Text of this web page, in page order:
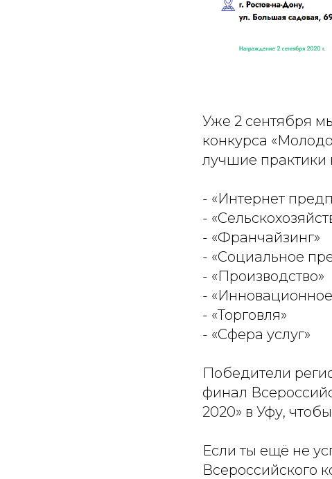
Уже 2 сентября
конкурса
лучшие
- «Интернет
-
- «Франчайзинг»
- «Социальное
- «Производство»
-
- «Торговля»
- «Сфера услуг»
Победители
финал
2020» в Уфу,
Если ты ещё не
Всероссийского